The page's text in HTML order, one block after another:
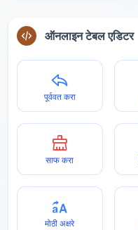
ऑनलाइन टेबल एडिटर
पूर्ववत करा
साफ करा
मोठी अक्षरे